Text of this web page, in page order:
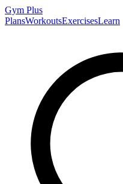
Gym Plus
PlansWorkoutsExercisesLearn